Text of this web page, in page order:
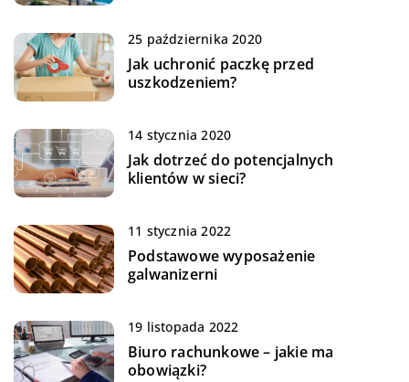
25 października 2020
Jak uchronić paczkę przed
uszkodzeniem?
14 stycznia 2020
Jak dotrzeć do potencjalnych
klientów w sieci?
11 stycznia 2022
Podstawowe wyposażenie
galwanizerni
19 listopada 2022
Biuro rachunkowe – jakie ma
obowiązki?